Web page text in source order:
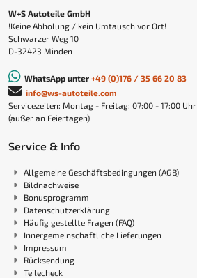
W+S Autoteile GmbH
!Keine Abholung / kein Umtausch vor Ort!
Schwarzer Weg 10
D-32423 Minden
WhatsApp unter +49 (0)176 / 35 66 20 83
info@ws-autoteile.com
Servicezeiten: Montag - Freitag: 07:00 - 17:00 Uhr
(außer an Feiertagen)
Service & Info
Allgemeine Geschäftsbedingungen (AGB)
Bildnachweise
Bonusprogramm
Datenschutzerklärung
Häufig gestellte Fragen (FAQ)
Innergemeinschaftliche Lieferungen
Impressum
Rücksendung
Teilecheck